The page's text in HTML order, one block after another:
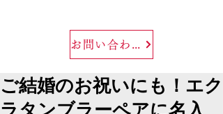
お問い合わせ
ご結婚のお祝いにも！エク